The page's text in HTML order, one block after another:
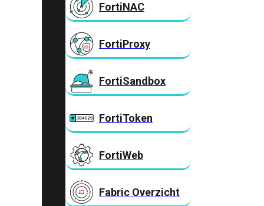
FortiNAC
FortiProxy
FortiSandbox
FortiToken
FortiWeb
Fabric Overzicht